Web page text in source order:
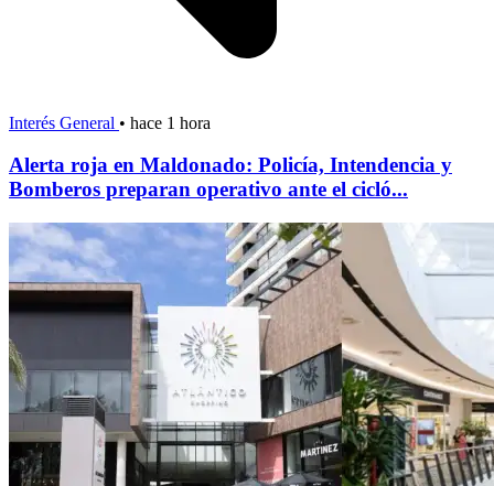
Interés General • hace 1 hora
Alerta roja en Maldonado: Policía, Intendencia y
Bomberos preparan operativo ante el cicló...